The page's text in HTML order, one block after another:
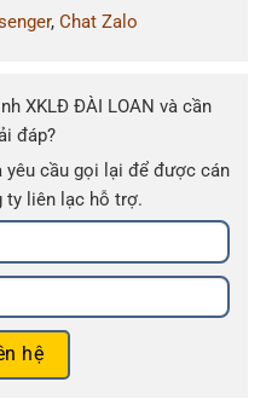
, Chat Zalo
XKLĐ ĐÀI LOAN và cần
đáp?
yêu cầu gọi lại để được cán
ty liên lạc hỗ trợ.